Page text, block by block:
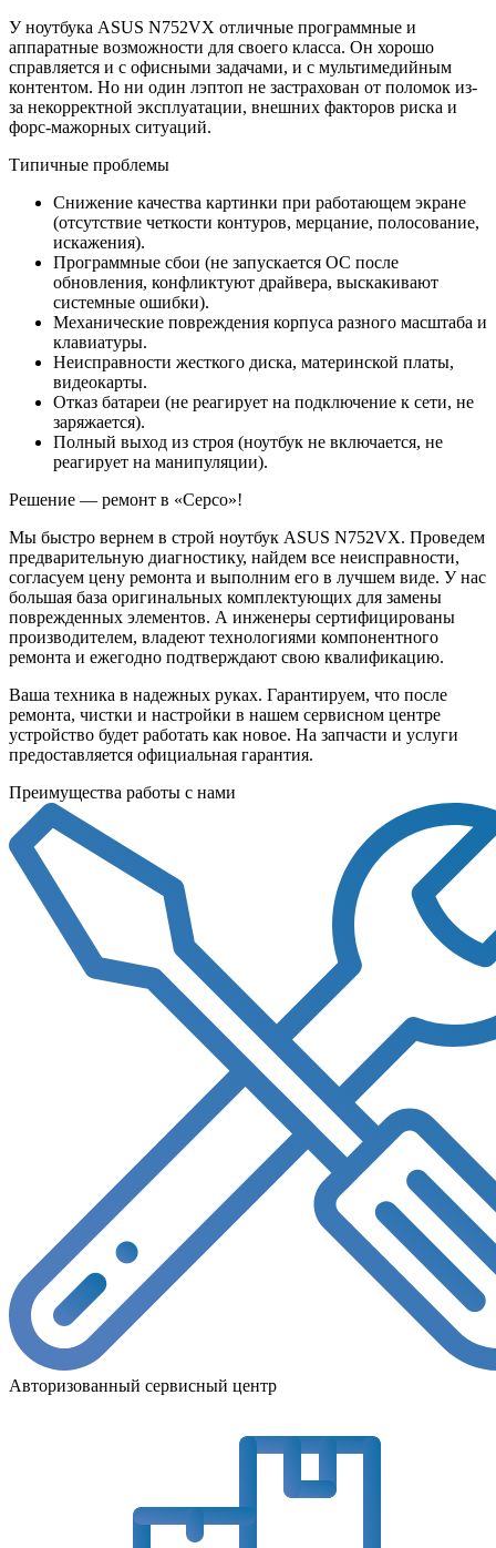
У ноутбука ASUS N752VX отличные программные и
аппаратные возможности для своего класса. Он хорошо
справляется и с офисными задачами, и с мультимедийным
контентом. Но ни один лэптоп не застрахован от поломок из-
за некорректной эксплуатации, внешних факторов риска и
форс-мажорных ситуаций.
Типичные проблемы
Снижение качества картинки при работающем экране
(отсутствие четкости контуров, мерцание, полосование,
искажения).
Программные сбои (не запускается ОС после
обновления, конфликтуют драйвера, выскакивают
системные ошибки).
Механические повреждения корпуса разного масштаба и
клавиатуры.
Неисправности жесткого диска, материнской платы,
видеокарты.
Отказ батареи (не реагирует на подключение к сети, не
заряжается).
Полный выход из строя (ноутбук не включается, не
реагирует на манипуляции).
Решение — ремонт в «Серсо»!
Мы быстро вернем в строй ноутбук ASUS N752VX. Проведем
предварительную диагностику, найдем все неисправности,
согласуем цену ремонта и выполним его в лучшем виде. У нас
большая база оригинальных комплектующих для замены
поврежденных элементов. А инженеры сертифицированы
производителем, владеют технологиями компонентного
ремонта и ежегодно подтверждают свою квалификацию.
Ваша техника в надежных руках. Гарантируем, что после
ремонта, чистки и настройки в нашем сервисном центре
устройство будет работать как новое. На запчасти и услуги
предоставляется официальная гарантия.
Преимущества работы с нами
Авторизованный сервисный центр